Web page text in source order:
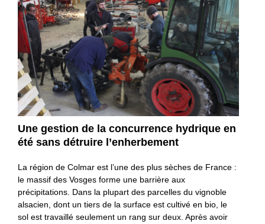
Une gestion de la concurrence hydrique en
été sans détruire l’enherbement
La région de Colmar est l’une des plus sèches de France :
le massif des Vosges forme une barrière aux
précipitations. Dans la plupart des parcelles du vignoble
alsacien, dont un tiers de la surface est cultivé en bio, le
sol est travaillé seulement un rang sur deux. Après avoir